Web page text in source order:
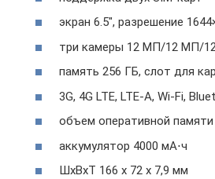
экран 6.5″, разрешение
три камеры 12 МП/12 МП/
память 256 ГБ, слот для
3G, 4G LTE, LTE-A, Wi-Fi,
объем оперативной
аккумулятор 4000 мА⋅ч
ШxВxТ 166 х 72 х 7,9 мм